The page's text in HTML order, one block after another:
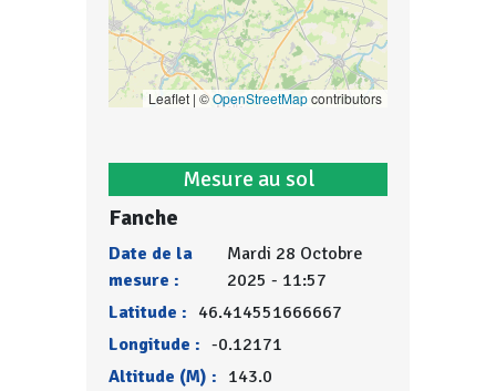
Leaflet | ©OpenStreetMapcontributors
Mesure au sol
Fanche
Date de la
mesure :
Mardi 28 Octobre
2025 - 11:57
Latitude : 46.414551666667
Longitude : -0.12171
Altitude (M) : 143.0